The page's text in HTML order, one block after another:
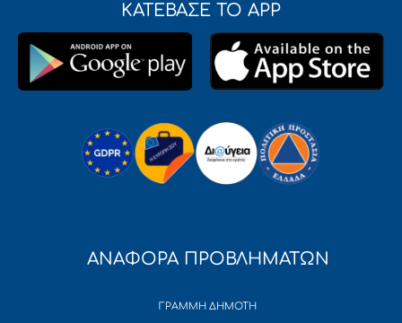
ΚΑΤΕΒΑΣΕ ΤΟ APP
ΑΝΑΦΟΡΑ ΠΡΟΒΛΗΜΑΤΩΝ
ΓΡΑΜΜΗ ΔΗΜΟΤΗ